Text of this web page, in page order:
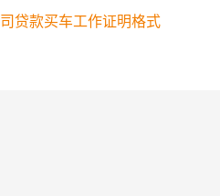
贷款买车工作证明格式